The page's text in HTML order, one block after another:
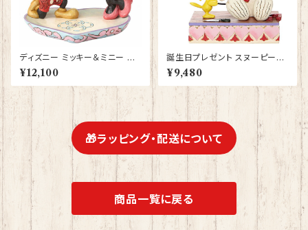
ディズニー ミッキー＆ミニー リ
ングディッシュ フィギュア プレゼ
ント ギフト 結婚祝い 入籍祝い
プロポーズ 人形 置物 ジムショ
ア グッズ 【Disney Tradition
s】【型番DIS-7】
¥12,100
誕生日プレゼント スヌーピー＆
ウッドストック ガーランド JIM
SHORE フィギュア プレゼント
ギフト グッズ お祝い 人形 置物
ジムショア グッズ 結婚祝い 入
籍祝い 還暦祝い お祝い プロポ
ーズ 結婚記念日
¥9,480
🎁ラッピング・配送について
商品一覧に戻る